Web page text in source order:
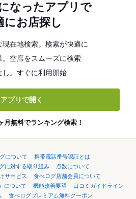
なったアプリで
にお店探し
現在地検索。検索が快適に
。空席をスムーズに検索
し。すぐに利用開始
アプリで開く
月無料でランキング検索！
について
携帯電話番号認証とは
に対する取り組み
点数について
サービス
食べログ店舗会員について
について
機能改善要望
口コミガイドライン
食べログプレミアム無料クーポン